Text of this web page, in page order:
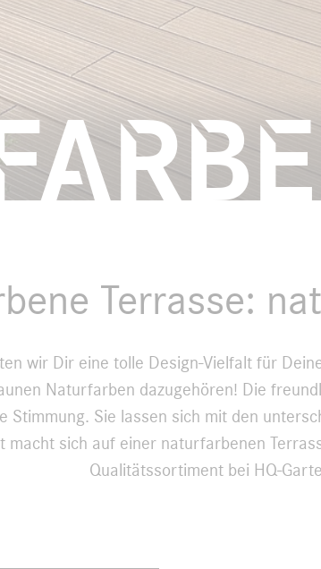
Terrasse:
wir Dir eine tolle Design-Vielfalt für
Naturfarben dazugehören! Die
Stimmung. Sie lassen sich mit den
macht sich auf einer naturfarbenen
Qualitätssortiment bei HQ-